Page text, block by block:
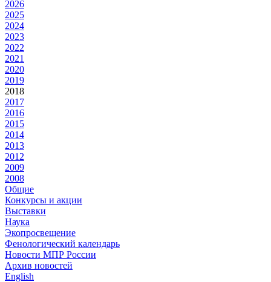
2026
2025
2024
2023
2022
2021
2020
2019
2018
2017
2016
2015
2014
2013
2012
2009
2008
Общие
Конкурсы и акции
Выставки
Наука
Экопросвещение
Фенологический календарь
Новости МПР России
Архив новостей
English